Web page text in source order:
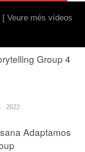
[ Veure més vídeos
Group 4
· 2022
Adaptamos